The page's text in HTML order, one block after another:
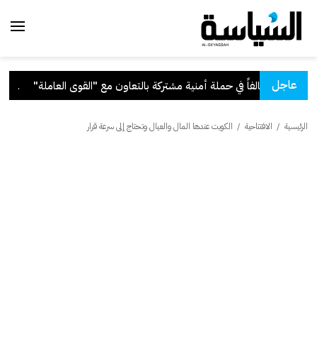
عاجل . قرار
الرئيسية / الافتتاحية / الكويت عندها المال والعيال وتحتاج إلى سرعة قرار